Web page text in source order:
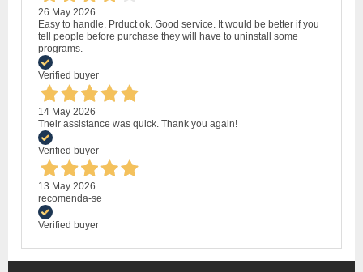
26 May 2026
Easy to handle. Prduct ok. Good service. It would be better if you
tell people before purchase they will have to uninstall some
programs.
Verified buyer
14 May 2026
Their assistance was quick. Thank you again!
Verified buyer
13 May 2026
recomenda-se
Verified buyer